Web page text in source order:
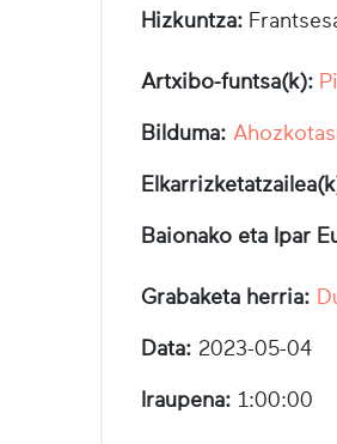
Hizkuntza:
Artxibo-funtsa(k):
Bilduma:
Baionako eta Ipar
Grabaketa herria:
Data: 2023-05-04
Iraupena: 1:00:00